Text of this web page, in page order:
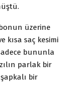
üzerine
kısa saç kesimi
bununla
parlak bir
bir